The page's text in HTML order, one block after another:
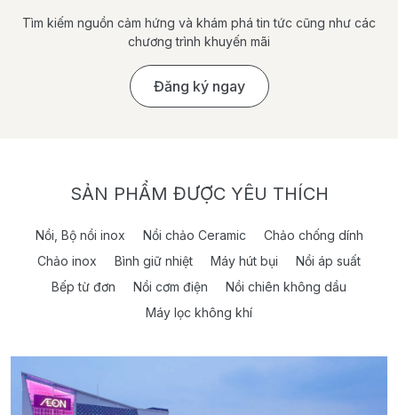
Tìm kiếm nguồn cảm hứng và khám phá tin tức cũng như các
chương trình khuyến mãi
Đăng ký ngay
SẢN PHẨM ĐƯỢC YÊU THÍCH
Nồi, Bộ nồi inox Nồi chảo Ceramic
Chảo chống dính
Chảo inox
Bình giữ nhiệt Máy hút bụi
Nồi áp suất
Bếp từ đơn
Nồi cơm điện
Nồi chiên không dầu
Máy lọc không khí